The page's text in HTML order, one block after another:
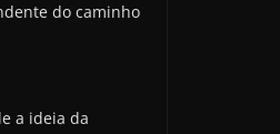
do caminho
a ideia da